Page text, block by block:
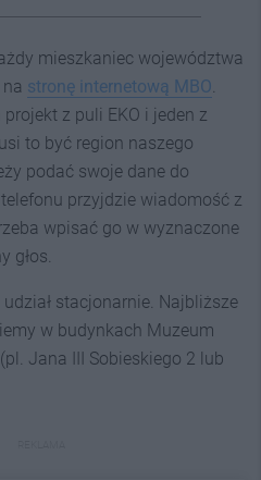
mieszkaniec województwa
stronę internetową MBO
z puli EKO i jeden z
to być region naszego
podać swoje dane do
przyjdzie wiadomość z
wpisać go w wyznaczone
głos.
stacjonarnie. Najbliższe
w budynkach Muzeum
Jana III Sobieskiego 2 lub